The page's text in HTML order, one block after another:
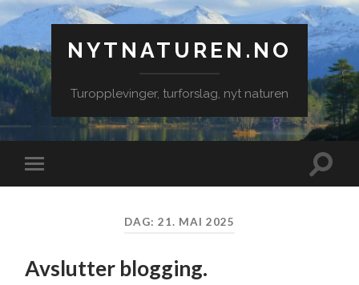
NYTNATUREN.NO
Turopplevinger, turforslag, nyt naturen
Veksle
mobilmeny
Veksle
DAG: 21. MAI 2025
Avslutter blogging.